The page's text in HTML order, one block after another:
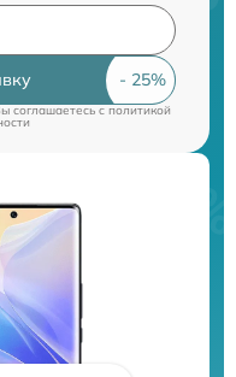
соглашаетесь cполитикой